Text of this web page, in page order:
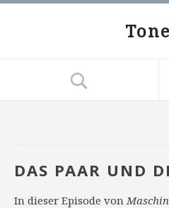
DAS PAAR UND
In dieser Episode von